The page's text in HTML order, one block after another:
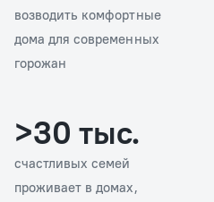
возводить комфортные
дома для современных
горожан
>30 тыс.
счастливых семей
проживает в домах,